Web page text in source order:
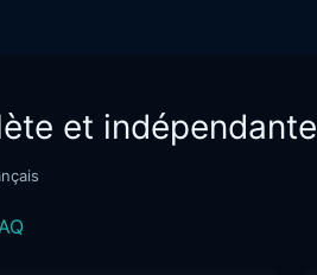
et indépendante